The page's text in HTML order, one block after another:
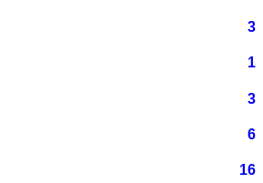
3
1
3
6
16